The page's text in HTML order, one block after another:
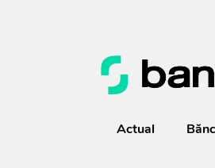
Actual